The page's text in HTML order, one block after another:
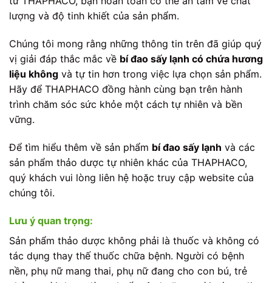
lượng và độ tinh khiết của sản phẩm.
Chúng tôi mong rằng những thông tin trên đã giúp quý
vị giải đáp thắc mắc về bí đao sấy lạnh có chứa hương
liệu không và tự tin hơn trong việc lựa chọn sản phẩm.
Hãy để THAPHACO đồng hành cùng bạn trên hành
trình chăm sóc sức khỏe một cách tự nhiên và bền
vững.
Để tìm hiểu thêm về sản phẩm bí đao sấy lạnh và các
sản phẩm thảo dược tự nhiên khác của THAPHACO,
quý khách vui lòng liên hệ hoặc truy cập website của
chúng tôi.
Lưu ý quan trọng:
Sản phẩm thảo dược không phải là thuốc và không có
tác dụng thay thế thuốc chữa bệnh. Người có bệnh
nền, phụ nữ mang thai, phụ nữ đang cho con bú, trẻ